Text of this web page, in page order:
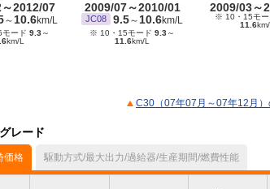
2012/07
～10.6km/L
ード 9.3～
km/L
2009/07～2010/01
JC08 9.5～10.6km/L
※ 10・15モード 9.3～
11.6km/L
2009/03～
※ 10・15モー
11.6
C30（07年07月～07年12月
レード
価格 駆動方式/最大出力/過給器/生産期間/燃費性能